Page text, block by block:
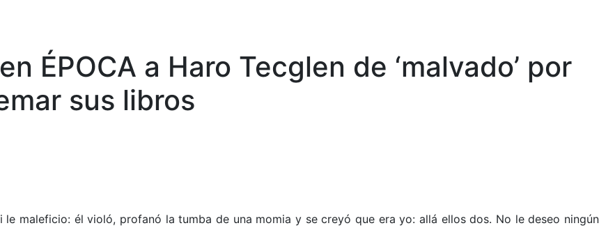
ÉPOCA a Haro Tecglen de ‘malvado’ por
sus libros
le maleficio: él violó, profanó la tumba de una momia y se creyó que era yo: allá ellos dos. No le deseo ningún